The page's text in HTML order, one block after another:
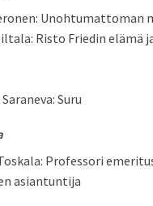
Uno­h­tu­mat­toman
Ris­to Friedin elämä
Suru
Pro­fes­sori
asiantuntija